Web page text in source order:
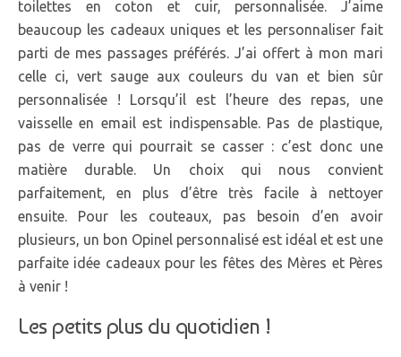
toilettes en coton et cuir, personnalisée. J’aime
beaucoup les cadeaux uniques et les personnaliser fait
parti de mes passages préférés. J’ai offert à mon mari
celle ci, vert sauge aux couleurs du van et bien sûr
personnalisée ! Lorsqu’il est l’heure des repas, une
vaisselle en email est indispensable. Pas de plastique,
pas de verre qui pourrait se casser : c’est donc une
matière durable. Un choix qui nous convient
parfaitement, en plus d’être très facile à nettoyer
ensuite. Pour les couteaux, pas besoin d’en avoir
plusieurs, un bon Opinel personnalisé est idéal et est une
parfaite idée cadeaux pour les fêtes des Mères et Pères
à venir !
Les petits plus du quotidien !